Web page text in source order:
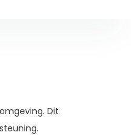
Dit